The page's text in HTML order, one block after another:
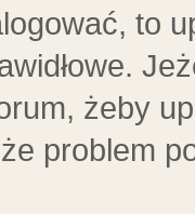
to
żeby
problem